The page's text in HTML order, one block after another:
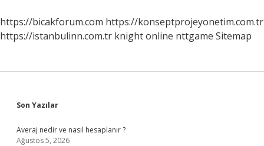
https://bicakforum.com https://konseptprojeyonetim.com.tr
https://istanbulinn.com.tr knight online nttgame Sitemap
Sidebar
Son Yazılar
Averaj nedir ve nasıl hesaplanır ?
Ağustos 5, 2026